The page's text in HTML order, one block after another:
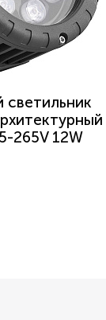
265V 12W